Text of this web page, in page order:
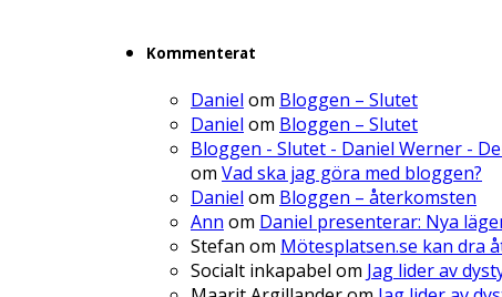
Kommenterat
Daniel om Bloggen – Slutet
Daniel om Bloggen – Slutet
Bloggen - Slutet - Daniel Werner -
om Vad ska jag göra med bloggen?
Daniel om Bloggen – återkomsten
Ann om Daniel presenterar: Nya
Stefan om Mötesplatsen.se kan dra
Socialt inkapabel om Jag lider av